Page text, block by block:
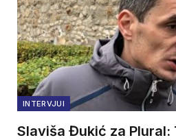
INTERVJUI
Slaviša Đukić za Plural: